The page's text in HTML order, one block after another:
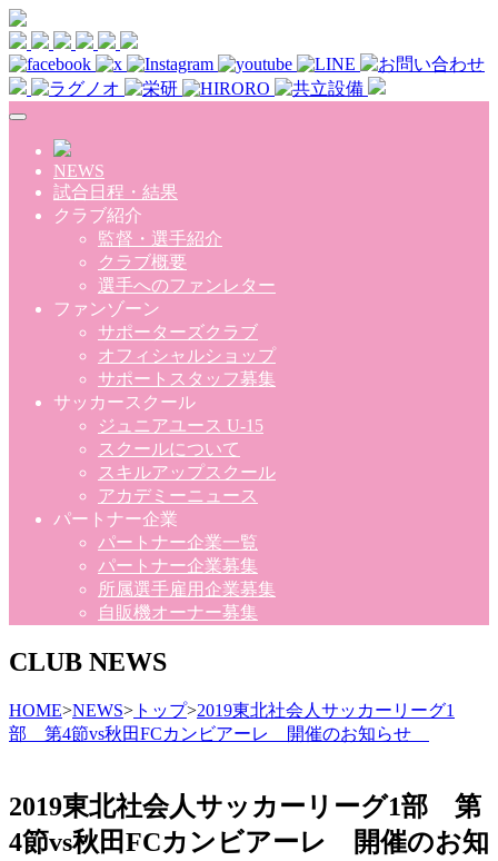
Skip to main content
NEWS
試合日程・結果
クラブ紹介
監督・選手紹介
クラブ概要
選手へのファンレター
ファンゾーン
サポーターズクラブ
オフィシャルショップ
サポートスタッフ募集
サッカースクール
ジュニアユース U-15
スクールについて
スキルアップスクール
アカデミーニュース
パートナー企業
パートナー企業一覧
パートナー企業募集
所属選手雇用企業募集
自販機オーナー募集
CLUB NEWS
HOME>NEWS> トップ>2019東北社会人サッカーリーグ1
部 第4節vs秋田FCカンビアーレ 開催のお知らせ
2019東北社会人サッカーリーグ1部 第
4節vs秋田FCカンビアーレ 開催のお知